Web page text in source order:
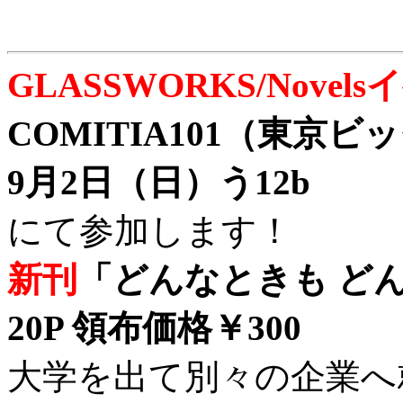
GLASSWORKS/Novels
COMITIA101（東京ビ
9月2日（日）う12b
にて参加します！
新刊
「どんなときも ど
20P 領布価格￥300
大学を出て別々の企業